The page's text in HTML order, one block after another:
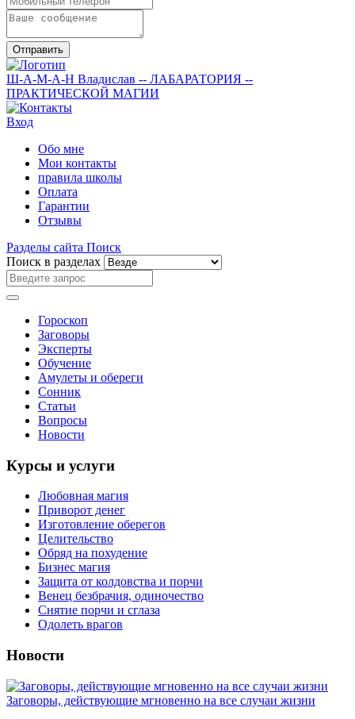
Отправить
Ш-А-М-А-Н Владислав -- ЛАБАРАТОРИЯ --
ПРАКТИЧЕСКОЙ МАГИИ
Вход
Обо мне
Мои контакты
правила школы
Оплата
Гарантии
Отзывы
Разделы сайта Поиск
Поиск в разделах
Гороскоп
Заговоры
Эксперты
Обучение
Амулеты и обереги
Сонник
Статьи
Вопросы
Новости
Курсы и услуги
Любовная магия
Приворот денег
Изготовление оберегов
Целительство
Обряд на похудение
Бизнес магия
Защита от колдовства и порчи
Венец безбрачия, одиночество
Снятие порчи и сглаза
Одолеть врагов
Новости
Заговоры, действующие мгновенно на все случаи жизни